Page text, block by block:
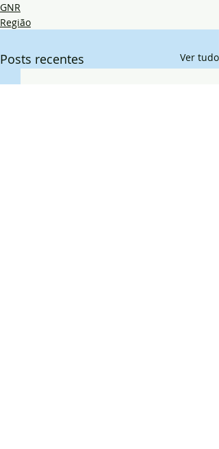
GNR
Região
Posts recentes Ver tudo